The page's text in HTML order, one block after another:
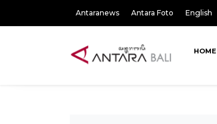
Antaranews Antara Foto English
HOME